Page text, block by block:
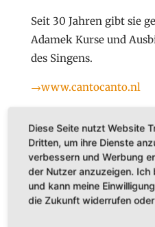
Seit 30 Jahren gibt sie
Adamek Kurse und
des Singens.
→www.cantocanto.nl
Diese Seite nutzt Website
Dritten, um ihre Dienste
verbessern und Werbung
der Nutzer anzuzeigen. Ich
und kann meine
die Zukunft widerrufen